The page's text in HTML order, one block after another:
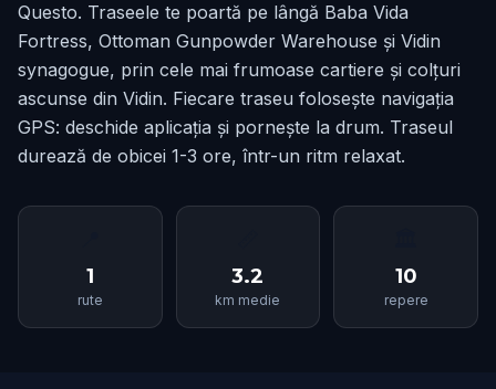
Questo. Traseele te poartă pe lângă Baba Vida
Fortress, Ottoman Gunpowder Warehouse și Vidin
synagogue, prin cele mai frumoase cartiere și colțuri
ascunse din Vidin. Fiecare traseu folosește navigația
GPS: deschide aplicația și pornește la drum. Traseul
durează de obicei 1-3 ore, într-un ritm relaxat.
1
rute
3.2
km medie
10
repere